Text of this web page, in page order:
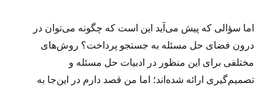
اما سؤالی که پیش می‌آید این است که چگونه می‌توان در
درون فضای حل مسئله به جستجو پرداخت؟ روش‌های
مختلفی برای این منظور در ادبیات حل مسئله و
تصمیم‌گیری ارائه شده‌اند؛ اما من قصد دارم در این‌جا به